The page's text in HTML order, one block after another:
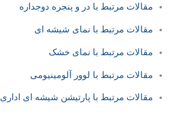
مقالات مرتبط با در و پنجره دوجداره
مقالات مرتبط با نمای شیشه ای
مقالات مرتبط با نمای خشک
مقالات مرتبط با لوور آلومینیومی
مقالات مرتبط با پارتیشن شیشه ‌ای اداری